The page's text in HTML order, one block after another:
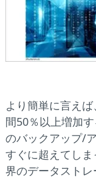
より簡単に言え
間50％以上増加
のバックアップ/
すぐに超えてし
界のデータスト